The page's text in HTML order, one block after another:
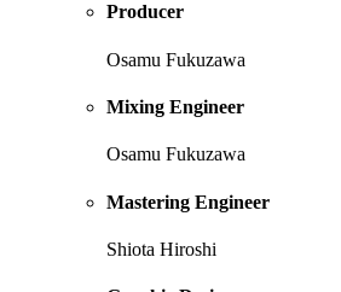
Producer
Osamu Fukuzawa
Mixing Engineer
Osamu Fukuzawa
Mastering Engineer
Shiota Hiroshi